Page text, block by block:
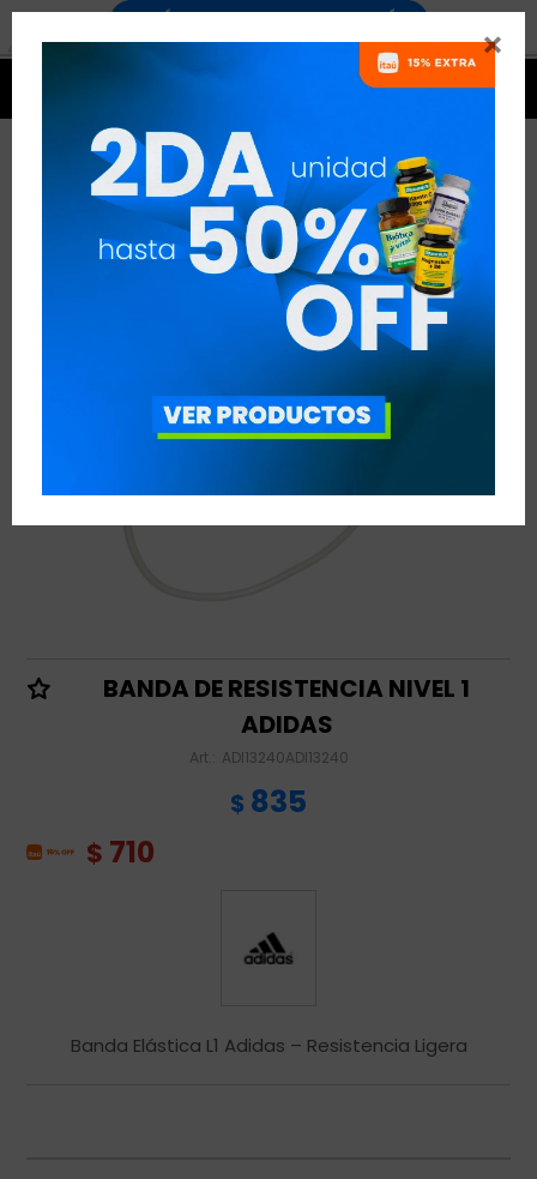

BANDA DE RESISTENCIA NIVEL 1
ADIDAS
ADI13240ADI13240
$ 835
$ 710
Banda Elástica L1 Adidas – Resistencia Ligera